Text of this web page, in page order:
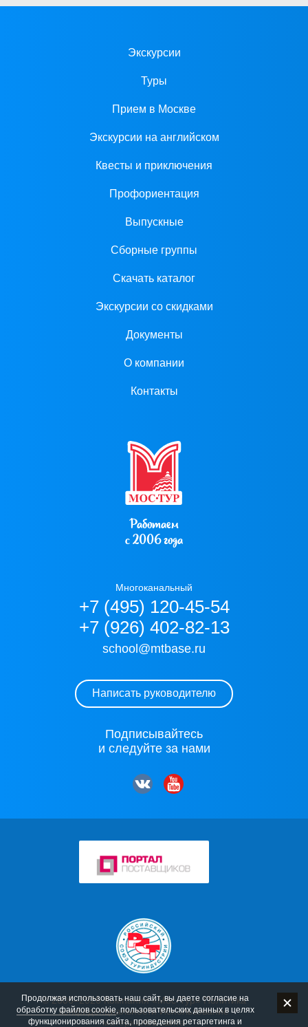
Экскурсии
Туры
Прием в Москве
Экскурсии на английском
Квесты и приключения
Профориентация
Выпускные
Сборные группы
Скачать каталог
Экскурсии со скидками
Документы
О компании
Контакты
Работаем
с 2006 года
Многоканальный
+7 (495) 120-45-54
+7 (926) 402-82-13
school@mtbase.ru
Написать руководителю
Подписывайтесь
и следуйте за нами
© 2006–2026 Компания «Мос-Тур» Политика
конфиденциальности Использование
материалов сайта
Продолжая использовать наш сайт, вы даете согласие на
обработку файлов cookie, пользовательских данных в целях
функционирования сайта, проведения ретаргетинга и